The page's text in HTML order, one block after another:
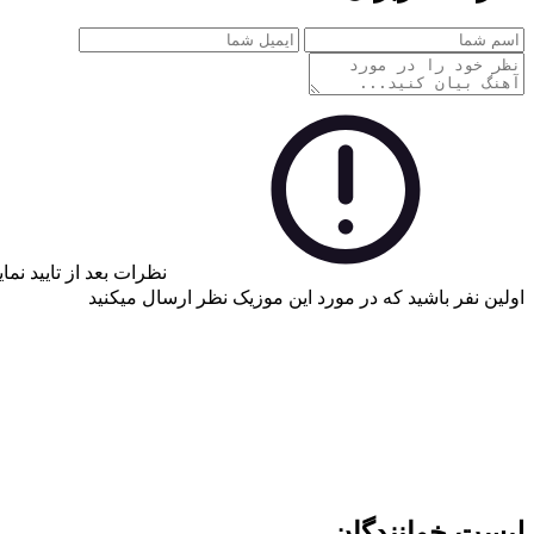
نظرات بعد از تایید
اولین نفر باشید که در مورد این موزیک نظر ارسال میکنید